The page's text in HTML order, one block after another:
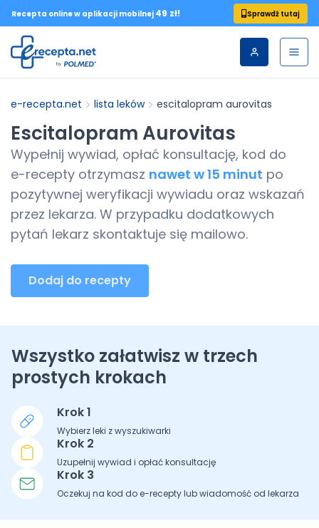
Recepta online w aplikacji mobilnej 49 zł! Sprawdź tutaj
e-recepta.net lista leków escitalopram aurovitas
Escitalopram Aurovitas
Wypełnij wywiad, opłać konsultację, kod do
e-recepty otrzymasz nawet w 15 minut po
pozytywnej weryfikacji wywiadu oraz wskazań
przez lekarza. W przypadku dodatkowych
pytań lekarz skontaktuje się mailowo.
Dodaj do recepty
Wszystko załatwisz w trzech
prostych krokach
Krok 1
Wybierz leki z wyszukiwarki
Krok 2
Uzupełnij wywiad i opłać konsultację
Krok 3
Oczekuj na kod do e-recepty lub wiadomość od lekarza